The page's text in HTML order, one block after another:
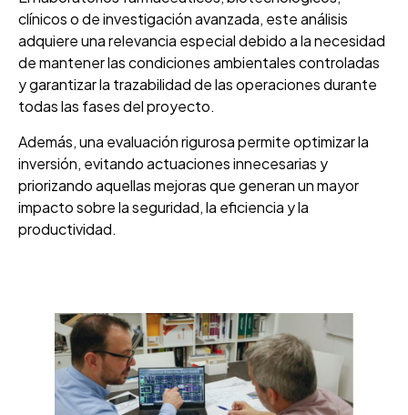
clínicos o de investigación avanzada, este análisis
adquiere una relevancia especial debido a la necesidad
de mantener las condiciones ambientales controladas
y garantizar la trazabilidad de las operaciones durante
todas las fases del proyecto.
Además, una evaluación rigurosa permite optimizar la
inversión, evitando actuaciones innecesarias y
priorizando aquellas mejoras que generan un mayor
impacto sobre la seguridad, la eficiencia y la
productividad.